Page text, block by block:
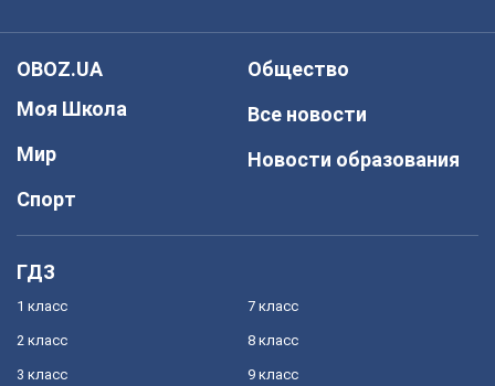
OBOZ.UA
Моя Школа
Мир
Спорт
Общество
Все новости
Новости образования
ГДЗ
1 класс
2 класс
3 класс
7 класс
8 класс
9 класс